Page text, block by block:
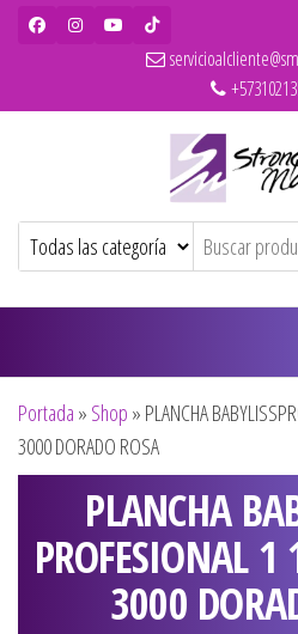
Strong Machine –
– Olivia
Portada » Shop » PLANCHA
3000 DORADO ROSA
PLANCHA
PROFESIONAL
3000